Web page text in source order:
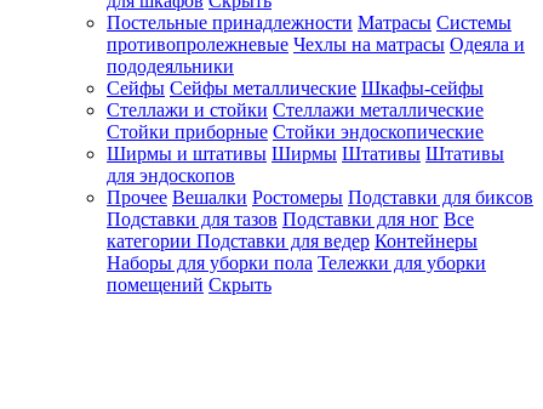
Постельные принадлежности Матрасы Системы
противопролежневые Чехлы на матрасы Одеяла и
пододеяльники
Сейфы Сейфы металлические Шкафы-сейфы
Стеллажи и стойки Стеллажи металлические
Стойки приборные Стойки эндоскопические
Ширмы и штативы Ширмы Штативы Штативы
для эндоскопов
Прочее Вешалки Ростомеры Подставки для биксов
Подставки для тазов Подставки для ног Все
категории Подставки для ведер Контейнеры
Наборы для уборки пола Тележки для уборки
помещений Скрыть